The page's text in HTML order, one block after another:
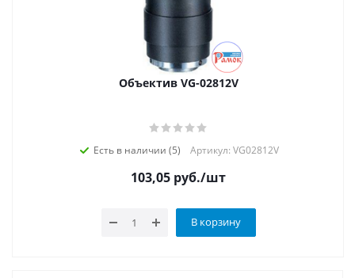
Объектив VG-02812V
Есть в наличии (5) Артикул: VG02812V
103,05 руб./шт
В корзину